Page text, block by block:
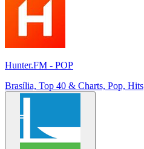
Hunter.FM - POP
Brasília, Top 40 & Charts, Pop, Hits